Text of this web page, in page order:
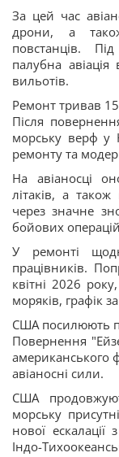
За цей час
дрони, а
повстанців.
палубна
вильотів.
Ремонт тривав 15
Після
морську верф у
ремонту та
На авіаносці
літаків, а
через значне
бойових
У ремонті
працівників.
квітні 2026
моряків, графік
США посилюють
Повернення
американського
авіаносні сили.
США
морську
нової
Індо-